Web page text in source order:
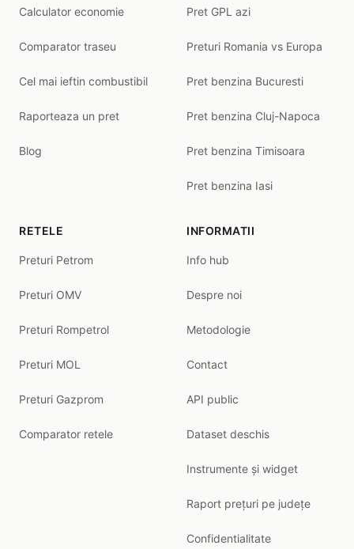
Calculator economie
Comparator traseu
Cel mai ieftin combustibil
Raporteaza un pret
Blog
Pret GPL azi
Preturi Romania vs Europa
Pret benzina Bucuresti
Pret benzina Cluj-Napoca
Pret benzina Timisoara
Pret benzina Iasi
RETELE
Preturi Petrom
Preturi OMV
Preturi Rompetrol
Preturi MOL
Preturi Gazprom
Comparator retele
INFORMATII
Info hub
Despre noi
Metodologie
Contact
API public
Dataset deschis
Instrumente și widget
Raport prețuri pe județe
Confidentialitate